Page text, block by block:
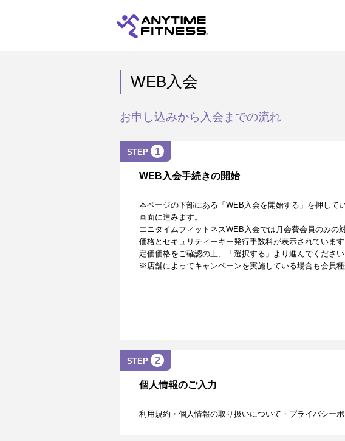
WEB入会
お申し込みから入会までの流れ
STEP 1
WEB入会手続きの開始
本ページの下部にある「WEB入会を開始する」を押して
画面に進みます。
エニタイムフィットネスWEB入会では月会費会員のみの
価格とセキュリティーキー発行手数料が表示されています
定価価格をご確認の上、「選択する」より進んでください
※店舗によってキャンペーンを実施している場合も会員
STEP 2
個人情報のご入力
利用規約・個人情報の取り扱いについて・プライバシー